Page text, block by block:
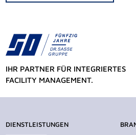
IHR PARTNER FÜR INTEGRIERTES
FACILITY MANAGEMENT.
DIENSTLEISTUNGEN